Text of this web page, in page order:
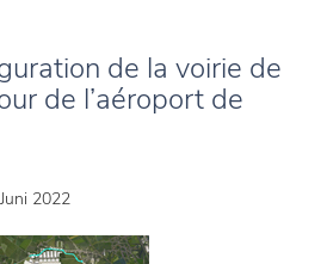
de la voirie de
de l’aéroport de
2022